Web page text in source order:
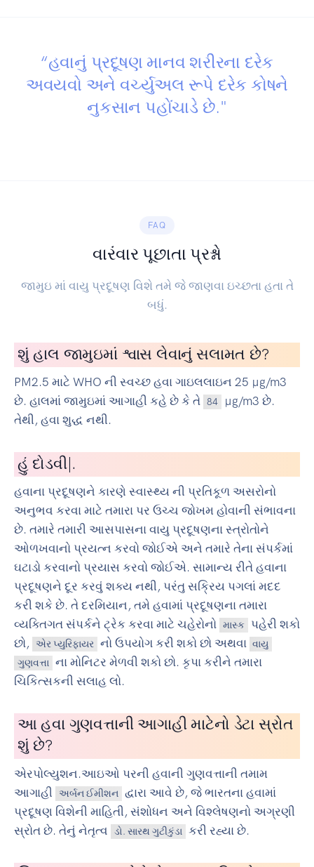
“હવાનું પ્રદૂષણ માનવ શરીરના દરેક
અવયવો અને વર્ચ્યુઅલ રૂપે દરેક કોષને
નુકસાન પહોંચાડે છે."
FAQ
વારંવાર પૂછાતા પ્રશ્નો
જામુઇ માં વાયુ પ્રદૂષણ વિશે તમે જે જાણવા ઇચ્છતા હતા તે
બધું.
શું હાલ જામુઇમાં શ્વાસ લેવાનું સલામત છે?
PM2.5 માટે WHO ની સ્વચ્છ હવા ગાઇલલાઇન 25 µg/m3
છે. હાલમાં જામુઇમાં આગાહી કહે છે કે તે 84
µg/m3 છે.
તેથી, હવા શુદ્ધ નથી.
હું સાયકલ
હવાના પ્રદૂષણને કારણે સ્વાસ્થ્ય ની પ્રતિકૂળ અસરોનો
અનુભવ કરવા માટે તમારા પર ઉચ્ચ જોખમ હોવાની સંભાવના
છે. તમારે તમારી આસપાસના વાયુ પ્રદૂષણના સ્ત્રોતોને
ઓળખવાનો પ્રયત્ન કરવો જોઈએ અને તમારે તેના સંપર્કમાં
ઘટાડો કરવાનો પ્રયાસ કરવો જોઈએ. સામાન્ય રીતે હવાના
પ્રદૂષણને દૂર કરવું શક્ય નથી, પરંતુ સક્રિય પગલાં મદદ
કરી શકે છે. તે દરમિયાન, તમે હવામાં પ્રદૂષણના તમારા
વ્યક્તિગત સંપર્કને ટ્રેક કરવા માટે ચહેરોનો માસ્ક પહેરી શકો
છો,
એર પ્યુરિફાયર નો ઉપયોગ કરી શકો છો અથવા વાયુ
ગુણવત્તા
ના મોનિટર મેળવી શકો છો. કૃપા કરીને તમારા
ચિકિત્સકની સલાહ લો.
આ હવા ગુણવત્તાની આગાહી માટેનો ડેટા સ્રોત
શું છે?
એરપોલ્યુશન.આઇઓ પરની હવાની ગુણવત્તાની તમામ
આગાહી
અર્બન ઈમીશન
દ્વારા આવે છે, જે ભારતના હવામાં
પ્રદૂષણ વિશેની માહિતી, સંશોધન અને વિશ્લેષણનો અગ્રણી
સ્રોત છે. તેનું નેતૃત્વ
ડો. સારથ ગુટીકુંડા કરી રહ્યા છે.